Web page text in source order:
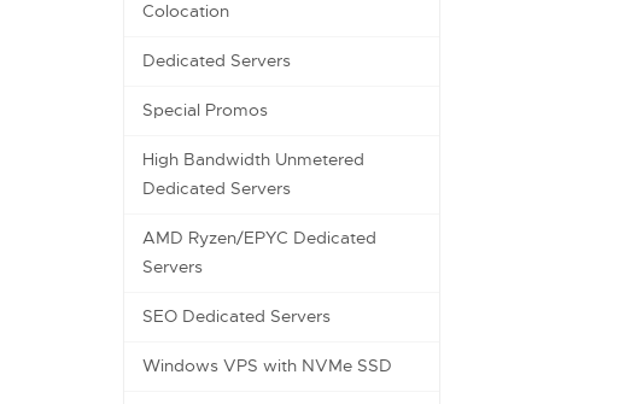
Colocation
Dedicated Servers
Special Promos
High Bandwidth Unmetered
Dedicated Servers
AMD Ryzen/EPYC Dedicated
Servers
SEO Dedicated Servers
Windows VPS with NVMe SSD